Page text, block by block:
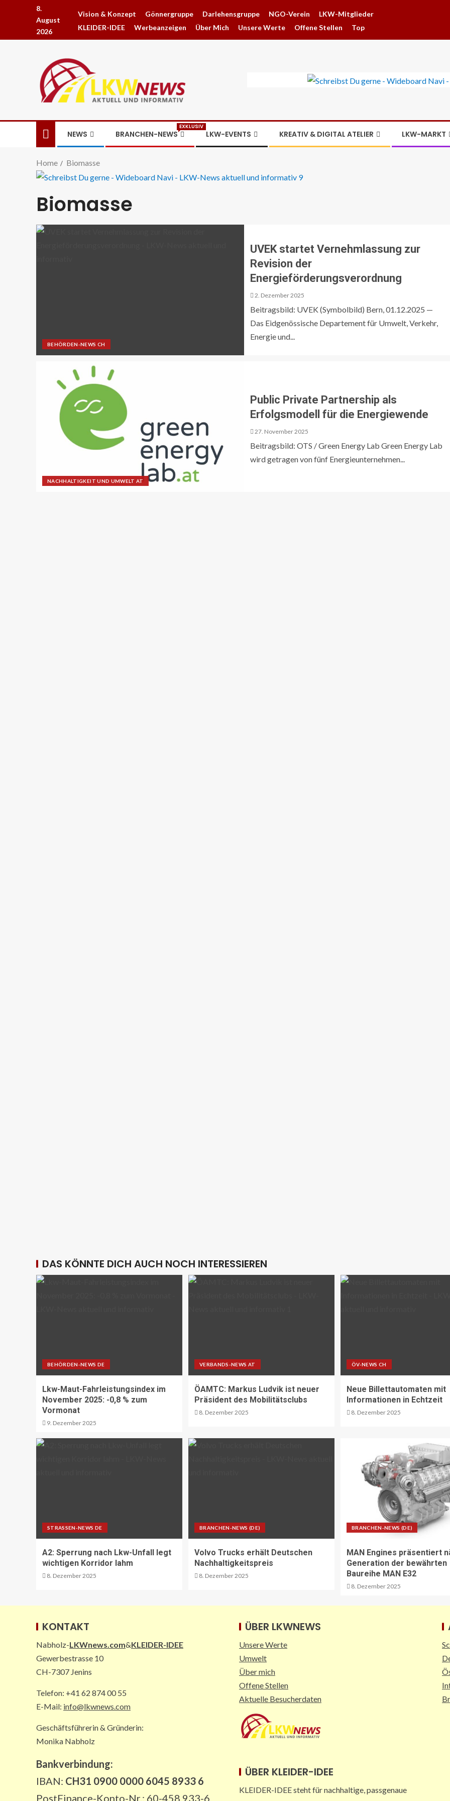
8.
August
2026
Vision & Konzept Gönnergruppe Darlehensgruppe NGO-Verein
LKW-Mitglieder
KLEIDER-IDEE
Werbeanzeigen Über Mich Unsere Werte Offene Stellen Top
NEWS BRANCHEN-NEWS
EXKLUSIV
LKW-EVENTS KREATIV & DIGITAL ATELIER LKW-MARKT
Home Biomasse
Biomasse
BEHÖRDEN-NEWS CH
UVEK startet Vernehmlassung zur
Revision der
Energieförderungsverordnung
2. Dezember 2025
Beitragsbild: UVEK (Symbolbild) Bern, 01.12.2025 —
Das Eidgenössische Departement für Umwelt, Verkehr,
Energie und...
NACHHALTIGKEIT UND UMWELT AT
Public Private Partnership als
Erfolgsmodell für die Energiewende
27. November 2025
Beitragsbild: OTS / Green Energy Lab Green Energy Lab
wird getragen von fünf Energieunternehmen...
DAS KÖNNTE DICH AUCH NOCH INTERESSIEREN
BEHÖRDEN-NEWS DE
Lkw-Maut-Fahrleistungsindex im
November 2025: -0,8 % zum
Vormonat
9. Dezember 2025
VERBANDS-NEWS AT
ÖAMTC: Markus Ludvik ist neuer
Präsident des Mobilitätsclubs
8. Dezember 2025
ÖV-NEWS CH
Neue Billettautomaten mit
Informationen in Echtzeit
8. Dezember 2025
STRASSEN-NEWS DE
A2: Sperrung nach Lkw-Unfall legt
wichtigen Korridor lahm
8. Dezember 2025
BRANCHEN-NEWS (DE)
Volvo Trucks erhält Deutschen
Nachhaltigkeitspreis
8. Dezember 2025
BRANCHEN-NEWS (DE)
MAN Engines präsentiert
Generation der bewährten
Baureihe MAN E32
8. Dezember 2025
KONTAKT
Nabholz-LKWnews.com&KLEIDER-IDEE
Gewerbestrasse 10
CH-7307 Jenins
Telefon: +41 62 874 00 55
E-Mail: info@lkwnews.com
Geschäftsführerin & Gründerin:
Monika Nabholz
Bankverbindung:
IBAN: CH31 0900 0000 6045 8933 6
PostFinance-Konto-Nr.: 60-458 933-6
ÜBER LKWNEWS
Unsere Werte
Umwelt
Über mich
Offene Stellen
Aktuelle Besucherdaten
ÜBER KLEIDER-IDEE
KLEIDER-IDEE steht für nachhaltige, passgenaue